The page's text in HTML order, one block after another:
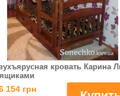
кровать Карина
154 грн